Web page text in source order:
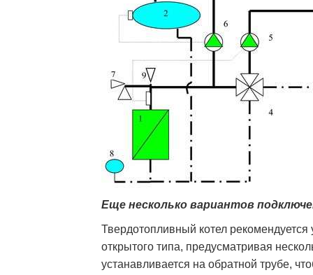
Еще несколько вариантов
Твердотопливный котел
открытого типа, предусматривая
устанавливается на обратной трубе,